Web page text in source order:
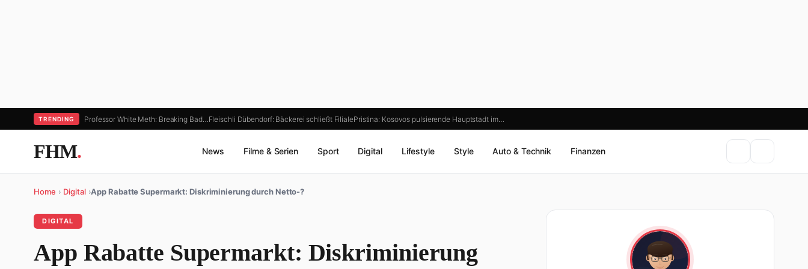
TRENDING Professor White Meth: Breaking Bad… Fleischli Dübendorf: Bäckerei schließt FilialePristina: Kosovos pulsierende Hauptstadt im…
FHM. News Filme & Serien Sport Digital Lifestyle Style Auto & Technik Finanzen
Home › Digital ›App Rabatte Supermarkt: Diskriminierung durch Netto-?
DIGITAL
App Rabatte Supermarkt: Diskriminierung